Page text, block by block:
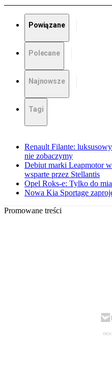
Powiązane
Polecane
Najnowsze
Tagi
Renault Filante:
nie zobaczymy
Debiut marki Leapmotor
wsparte przez Stellantis
Opel Roks-e: Tylko do
Nowa Kia Sportage
Promowane treści